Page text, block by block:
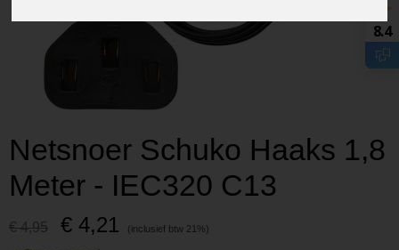
Netsnoer Schuko Haaks 1,8
Meter - IEC320 C13
€ 4,95 € 4,21
8.4